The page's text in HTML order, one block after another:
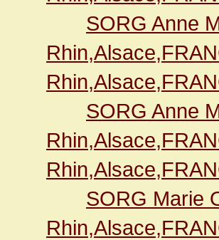
SORG Anne
SORG Anne
SORG Marie